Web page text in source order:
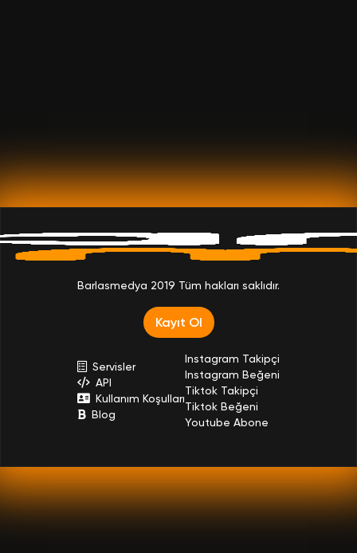
Barlasmedya 2019 Tüm hakları saklıdır.
Kayıt Ol
Servisler
API
Kullanım Koşulları
Blog
Instagram Takipçi
Instagram Beğeni
Tiktok Takipçi
Tiktok Beğeni
Youtube Abone